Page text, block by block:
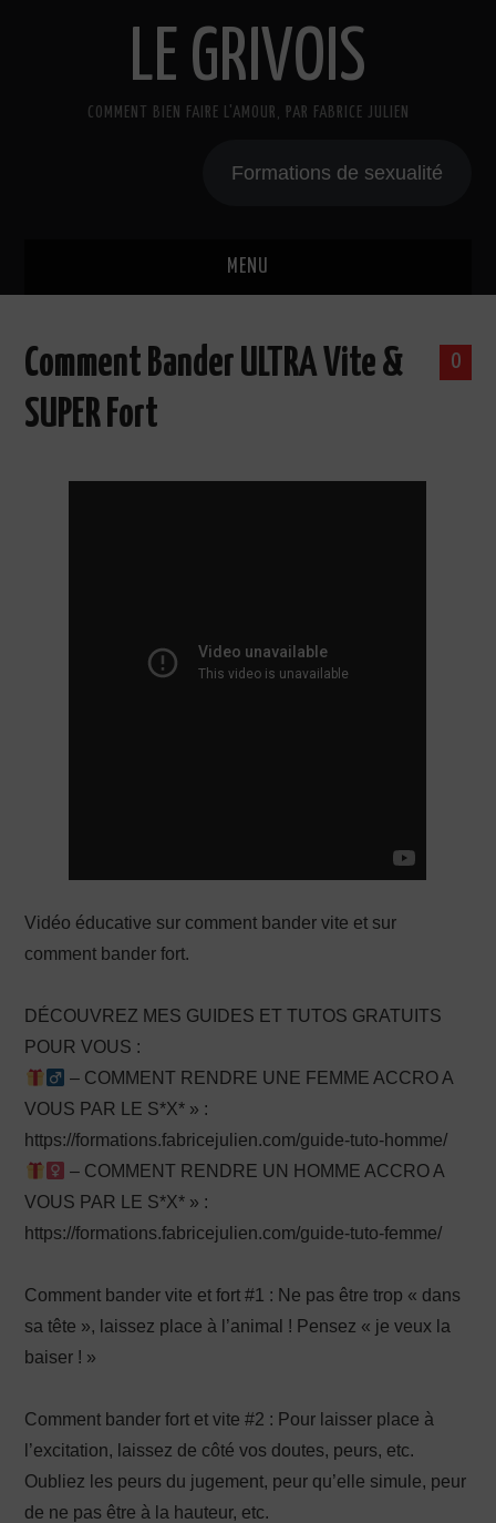
LE GRIVOIS
COMMENT BIEN FAIRE L'AMOUR, PAR FABRICE JULIEN
Formations de sexualité
MENU
A PROPOS
0
Comment Bander ULTRA Vite &
SUPER Fort
Vidéo éducative sur comment bander vite et sur
comment bander fort.
DÉCOUVREZ MES GUIDES ET TUTOS GRATUITS
POUR VOUS :
– COMMENT RENDRE UNE FEMME ACCRO A
VOUS PAR LE S*X* » :
https://formations.fabricejulien.com/guide-tuto-homme/
– COMMENT RENDRE UN HOMME ACCRO A
VOUS PAR LE S*X* » :
https://formations.fabricejulien.com/guide-tuto-femme/
Comment bander vite et fort #1 : Ne pas être trop « dans
sa tête », laissez place à l’animal ! Pensez « je veux la
baiser ! »
Comment bander fort et vite #2 : Pour laisser place à
l’excitation, laissez de côté vos doutes, peurs, etc.
Oubliez les peurs du jugement, peur qu’elle simule, peur
de ne pas être à la hauteur, etc.